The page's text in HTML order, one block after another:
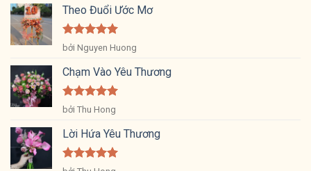
Theo Đuổi Ước Mơ
Được xếp
hạng 55
sao
bởi Nguyen Huong
Chạm Vào Yêu Thương
Được xếp
sao
bởi Thu Hong
Lời Hứa Yêu Thương